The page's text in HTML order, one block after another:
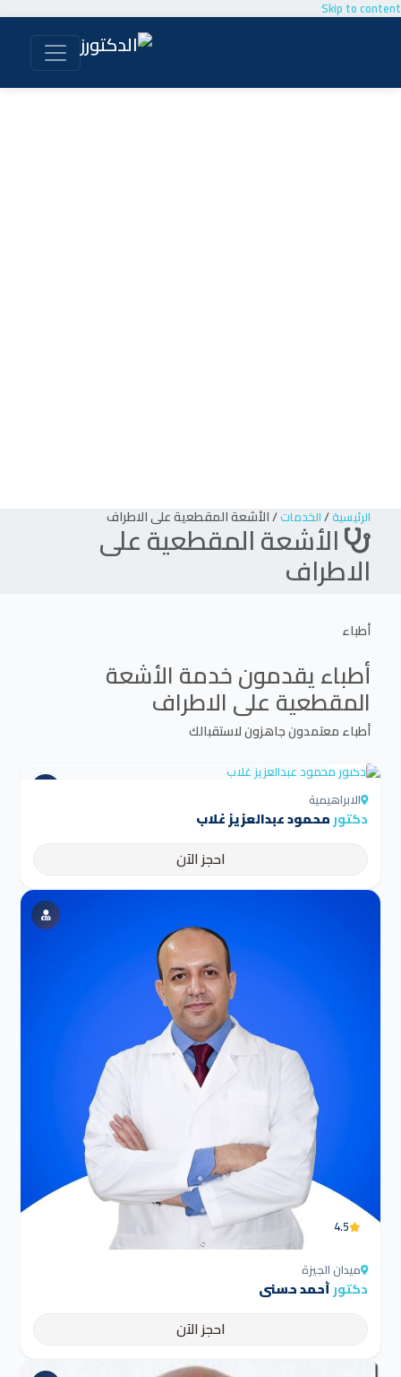
Skip to content
الرئيسية/الخدمات/الأشعة المقطعية على الاطراف
الأشعة المقطعية على
الاطراف
أطباء
أطباء يقدمون خدمةالأشعة
المقطعية على الاطراف
أطباء معتمدون جاهزون لاستقبالك
الابراهيمية
دكتورمحمود عبدالعزيز غلاب
احجز الآن
4.5
ميدان الجيزة
دكتورأحمد حسنى
احجز الآن